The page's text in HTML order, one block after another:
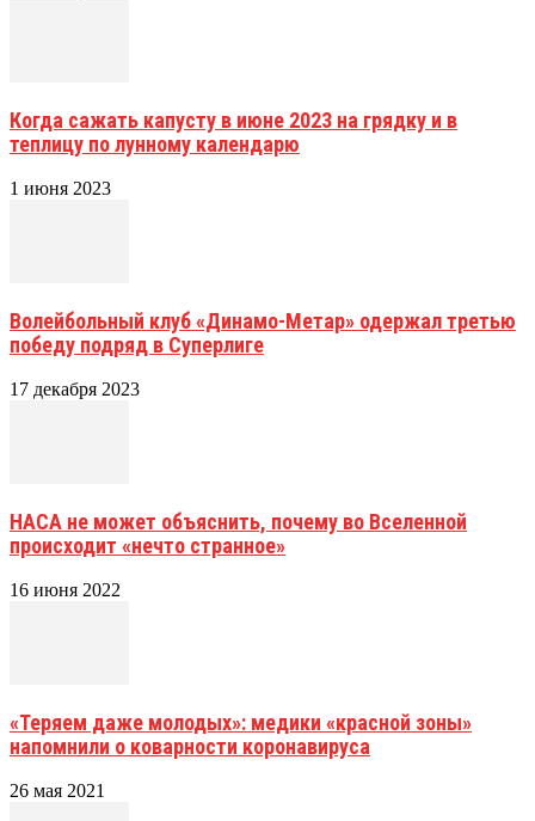
Когда сажать капусту в июне 2023 на грядку и в
теплицу по лунному календарю
1 июня 2023
Волейбольный клуб «Динамо-Метар» одержал третью
победу подряд в Суперлиге
17 декабря 2023
НАСА не может объяснить, почему во Вселенной
происходит «нечто странное»
16 июня 2022
«Теряем даже молодых»: медики «красной зоны»
напомнили о коварности коронавируса
26 мая 2021